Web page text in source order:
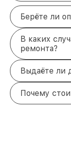
Берёте ли
В каких
ремонта?
Выдаёте ли
Почему